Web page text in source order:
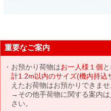
重要なご案内
お預かり荷物はお一人様１個
計1.2m以内のサイズ(機内持込
えたお荷物はお預かりできませ
→その他手荷物に関する案内は
さい。